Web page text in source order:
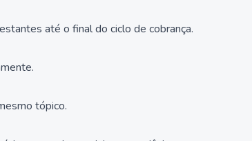
até o final do ciclo de cobrança.
tópico.